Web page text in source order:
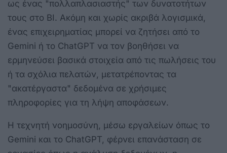
ως ένας "πολλαπλασιαστής" των δυνατοτήτων
τους στο BI. Ακόμη και χωρίς ακριβά λογισμικά,
ένας επιχειρηματίας μπορεί να ζητήσει από το
Gemini ή το ChatGPT να τον βοηθήσει να
ερμηνεύσει βασικά στοιχεία από τις πωλήσεις του
ή τα σχόλια πελατών, μετατρέποντας τα
"ακατέργαστα" δεδομένα σε χρήσιμες
πληροφορίες για τη λήψη αποφάσεων.
Η τεχνητή νοημοσύνη, μέσω εργαλείων όπως το
Gemini και το ChatGPT, φέρνει επανάσταση σε